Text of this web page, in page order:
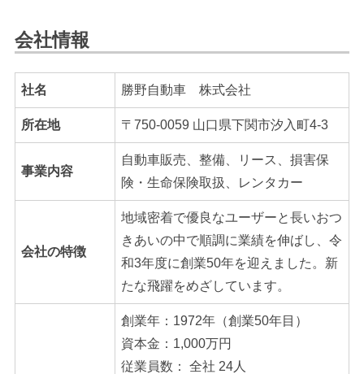
会社情報
社名 勝野自動車 株式会社
所在地 〒750-0059 山口県下関市汐入町4-3
事業内容
自動車販売、整備、リース、損害保
険・生命保険取扱、レンタカー
会社の特徴
地域密着で優良なユーザーと長いおつ
きあいの中で順調に業績を伸ばし、令
和3年度に創業50年を迎えました。新
たな飛躍をめざしています。
創業年：1972年（創業50年目）
資本金：1,000万円
従業員数： 全社 24人